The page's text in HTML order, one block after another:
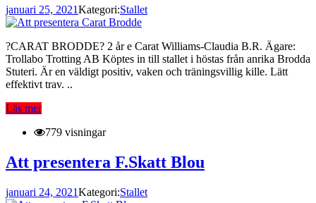
januari 25, 2021Kategori:Stallet
?CARAT BRODDE? 2 år e Carat Williams-Claudia B.R. Ägare:
Trollabo Trotting AB Köptes in till stallet i höstas från anrika Brodda
Stuteri. Är en väldigt positiv, vaken och träningsvillig kille. Lätt
effektivt trav. ..
Läs mer
779 visningar
Att presentera F.Skatt Blou
januari 24, 2021Kategori:Stallet